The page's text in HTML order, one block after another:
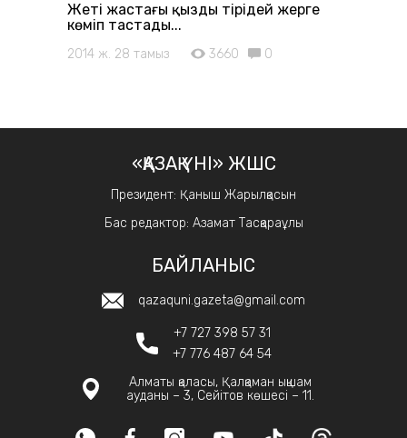
Жеті жастағы қызды тірідей жерге
көміп тастады...
2014 ж. 28 тамыз 3660 0
«ҚАЗАҚ ҮНІ» ЖШС
Президент: Қаныш Жарылқасын
Бас редактор: Азамат Тасқараұлы
БАЙЛАНЫС
qazaquni.gazeta@gmail.com
+7 727 398 57 31
+7 776 487 64 54
Алматы қаласы, Қалқаман ықшам
ауданы – 3, Сейітов көшесі – 11.